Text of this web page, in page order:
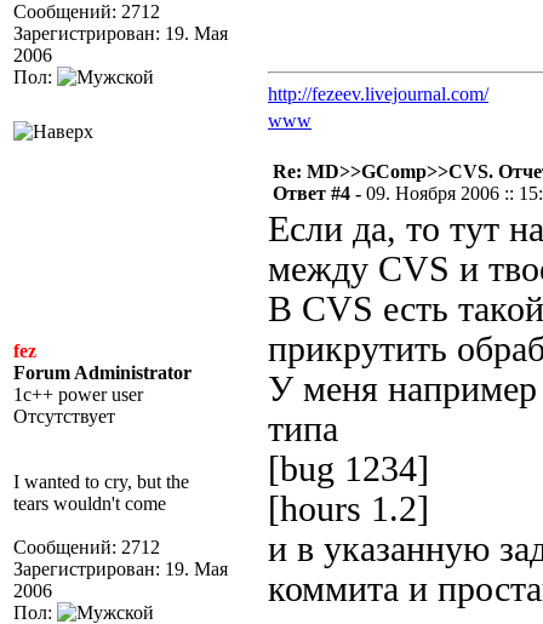
Сообщений: 2712
Зарегистрирован: 19. Мая
2006
Пол:
http://fezeev.livejournal.com/
www
fez
Forum Administrator
1c++ power user
Отсутствует
I wanted to cry, but the
tears wouldn't come
Сообщений: 2712
Зарегистрирован: 19. Мая
2006
Пол:
Re: MD>>GComp>>CVS.
Ответ #4 - 09. Ноября 2006 ::
Если да, то тут
между CVS и
В CVS есть
прикрутить
У меня например
типа
[bug 1234]
[hours 1.2]
и в указанную
коммита и